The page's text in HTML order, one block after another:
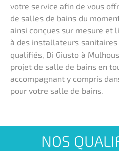
votre service afin de vous
de salles de bains du
ainsi conçues sur mesure et
à des installateurs
qualifiés, Di Giusto à
projet de salle de bains en
accompagnant y compris
pour votre salle de bains.
NOS